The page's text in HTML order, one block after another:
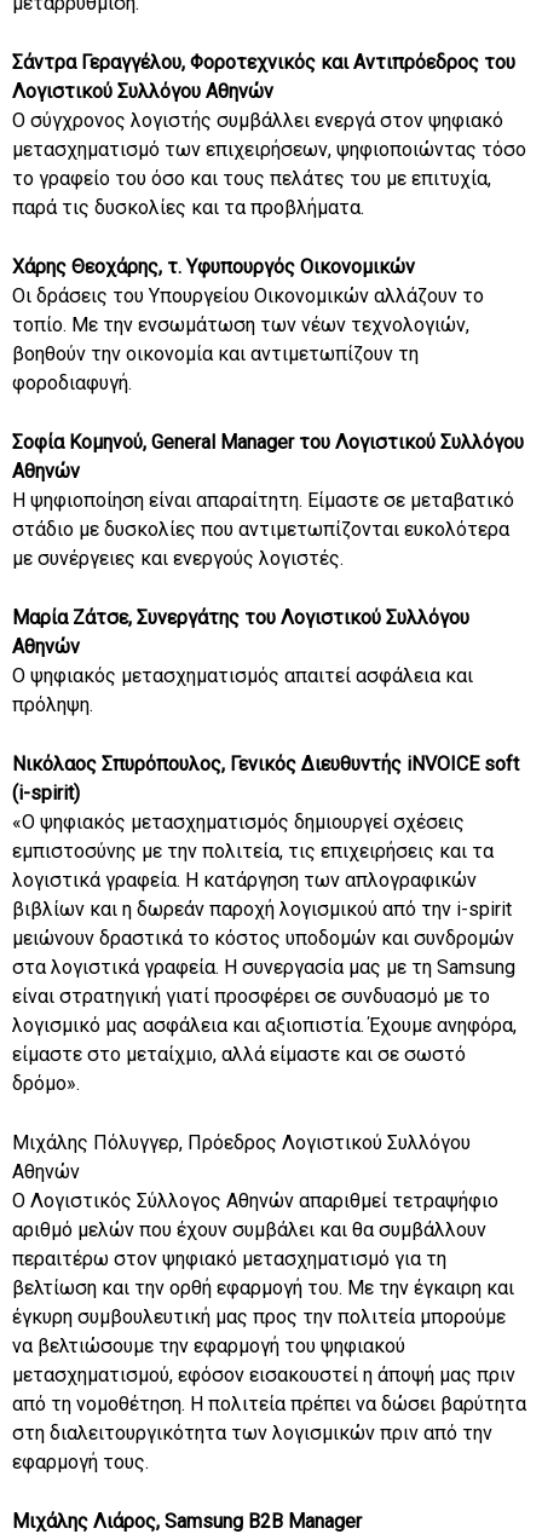
Σάντρα Γεραγγέλου, Φοροτεχνικός και Αντιπρόεδρος του
Λογιστικού Συλλόγου Αθηνών
Ο σύγχρονος λογιστής συμβάλλει ενεργά στον ψηφιακό
μετασχηματισμό των επιχειρήσεων, ψηφιοποιώντας τόσο
το γραφείο του όσο και τους πελάτες του με επιτυχία,
παρά τις δυσκολίες και τα προβλήματα.
Χάρης Θεοχάρης, τ. Υφυπουργός Οικονομικών
Οι δράσεις του Υπουργείου Οικονομικών αλλάζουν το
τοπίο. Με την ενσωμάτωση των νέων τεχνολογιών,
βοηθούν την οικονομία και αντιμετωπίζουν τη
φοροδιαφυγή.
Σοφία Κομηνού, General Manager του Λογιστικού Συλλόγου
Αθηνών
Η ψηφιοποίηση είναι απαραίτητη. Είμαστε σε μεταβατικό
στάδιο με δυσκολίες που αντιμετωπίζονται ευκολότερα
με συνέργειες και ενεργούς λογιστές.
Μαρία Ζάτσε, Συνεργάτης του Λογιστικού Συλλόγου
Αθηνών
Ο ψηφιακός μετασχηματισμός απαιτεί ασφάλεια και
πρόληψη.
Νικόλαος Σπυρόπουλος, Γενικός Διευθυντής iNVOICE soft
(i-spirit)
«Ο ψηφιακός μετασχηματισμός δημιουργεί σχέσεις
εμπιστοσύνης με την πολιτεία, τις επιχειρήσεις και τα
λογιστικά γραφεία. Η κατάργηση των απλογραφικών
βιβλίων και η δωρεάν παροχή λογισμικού από την i-spirit
μειώνουν δραστικά το κόστος υποδομών και συνδρομών
στα λογιστικά γραφεία. Η συνεργασία μας με τη Samsung
είναι στρατηγική γιατί προσφέρει σε συνδυασμό με το
λογισμικό μας ασφάλεια και αξιοπιστία. Έχουμε ανηφόρα,
είμαστε στο μεταίχμιο, αλλά είμαστε και σε σωστό
δρόμο».
Μιχάλης Πόλυγγερ, Πρόεδρος Λογιστικού Συλλόγου
Αθηνών
Ο Λογιστικός Σύλλογος Αθηνών απαριθμεί τετραψήφιο
αριθμό μελών που έχουν συμβάλει και θα συμβάλλουν
περαιτέρω στον ψηφιακό μετασχηματισμό για τη
βελτίωση και την ορθή εφαρμογή του. Με την έγκαιρη και
έγκυρη συμβουλευτική μας προς την πολιτεία μπορούμε
να βελτιώσουμε την εφαρμογή του ψηφιακού
μετασχηματισμού, εφόσον εισακουστεί η άποψή μας πριν
από τη νομοθέτηση. Η πολιτεία πρέπει να δώσει βαρύτητα
στη διαλειτουργικότητα των λογισμικών πριν από την
εφαρμογή τους.
Μιχάλης Λιάρος, Samsung B2B Manager